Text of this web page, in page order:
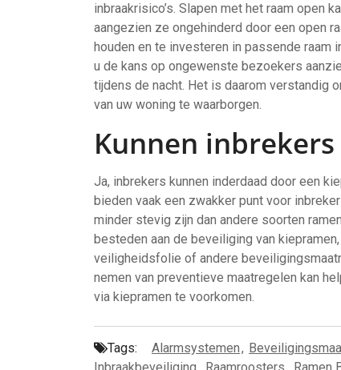
inbraakrisico’s. Slapen met het raam open
aangezien ze ongehinderd door een open
houden en te investeren in passende
u de kans op ongewenste bezoekers
tijdens de nacht. Het is daarom verstandig
van uw woning te waarborgen.
Kunnen
Ja, inbrekers kunnen inderdaad door een
bieden vaak een zwakker punt voor
minder stevig zijn dan andere soorten
besteden aan de beveiliging van
veiligheidsfolie of andere
nemen van preventieve maatregelen kan
via kiepramen te voorkomen.
Tags: Alarmsystemen,